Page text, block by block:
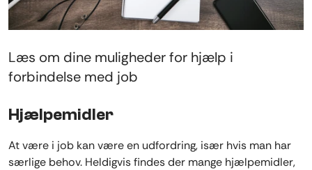
Læs om dine muligheder for hjælp i
forbindelse med job
Hjælpemidler
At være i job kan være en udfordring, især hvis man har
særlige behov. Heldigvis findes der mange hjælpemidler,